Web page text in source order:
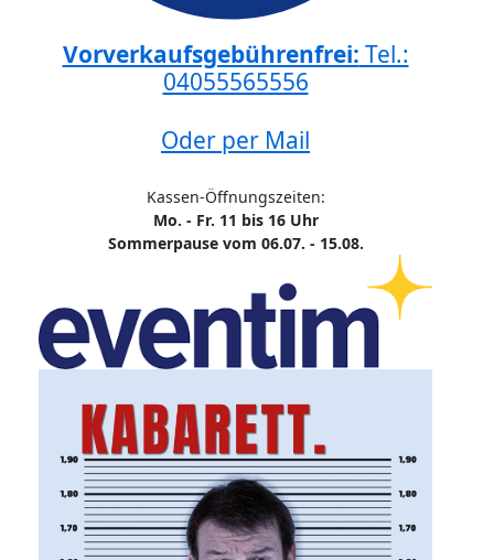
Vorverkaufsgebührenfrei: Tel.:
04055565556
Oder per Mail
Kassen-Öffnungszeiten:
Mo. - Fr. 11 bis 16 Uhr
Sommerpause vom 06.07. - 15.08.